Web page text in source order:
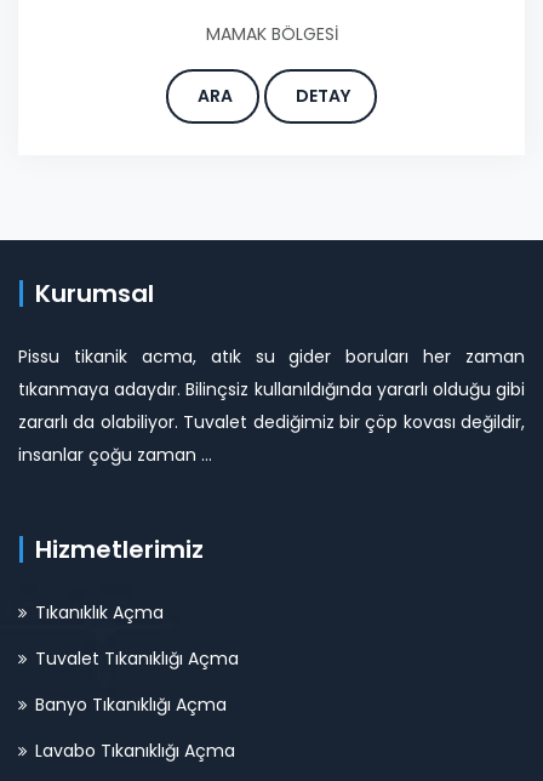
MAMAK BÖLGESİ
ARA DETAY
Kurumsal
Pissu tikanik acma, atık su gider boruları her zaman
tıkanmaya adaydır. Bilinçsiz kullanıldığında yararlı olduğu gibi
zararlı da olabiliyor. Tuvalet dediğimiz bir çöp kovası değildir,
insanlar çoğu zaman ...
Hizmetlerimiz
Tıkanıklık Açma
Tuvalet Tıkanıklığı Açma
Banyo Tıkanıklığı Açma
Lavabo Tıkanıklığı Açma